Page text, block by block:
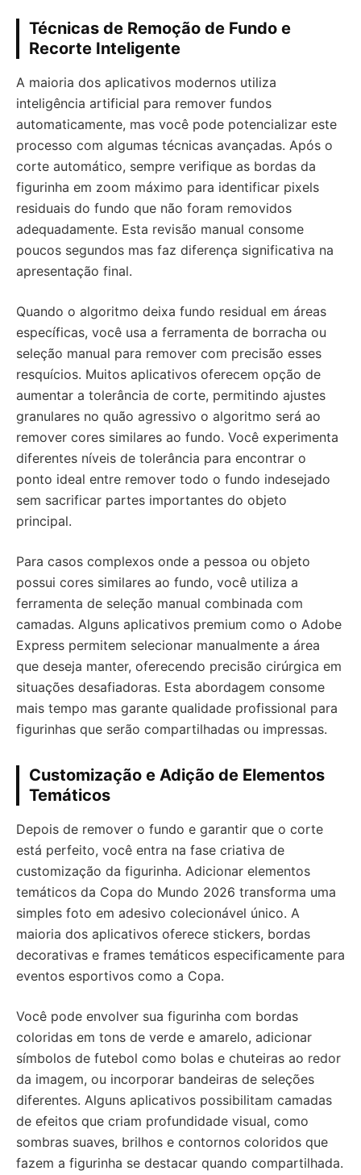
Técnicas de Remoção de Fundo e
Recorte Inteligente
A maioria dos aplicativos modernos utiliza
inteligência artificial para remover fundos
automaticamente, mas você pode potencializar este
processo com algumas técnicas avançadas. Após o
corte automático, sempre verifique as bordas da
figurinha em zoom máximo para identificar pixels
residuais do fundo que não foram removidos
adequadamente. Esta revisão manual consome
poucos segundos mas faz diferença significativa na
apresentação final.
Quando o algoritmo deixa fundo residual em áreas
específicas, você usa a ferramenta de borracha ou
seleção manual para remover com precisão esses
resquícios. Muitos aplicativos oferecem opção de
aumentar a tolerância de corte, permitindo ajustes
granulares no quão agressivo o algoritmo será ao
remover cores similares ao fundo. Você experimenta
diferentes níveis de tolerância para encontrar o
ponto ideal entre remover todo o fundo indesejado
sem sacrificar partes importantes do objeto
principal.
Para casos complexos onde a pessoa ou objeto
possui cores similares ao fundo, você utiliza a
ferramenta de seleção manual combinada com
camadas. Alguns aplicativos premium como o Adobe
Express permitem selecionar manualmente a área
que deseja manter, oferecendo precisão cirúrgica em
situações desafiadoras. Esta abordagem consome
mais tempo mas garante qualidade profissional para
figurinhas que serão compartilhadas ou impressas.
Customização e Adição de Elementos
Temáticos
Depois de remover o fundo e garantir que o corte
está perfeito, você entra na fase criativa de
customização da figurinha. Adicionar elementos
temáticos da Copa do Mundo 2026 transforma uma
simples foto em adesivo colecionável único. A
maioria dos aplicativos oferece stickers, bordas
decorativas e frames temáticos especificamente para
eventos esportivos como a Copa.
Você pode envolver sua figurinha com bordas
coloridas em tons de verde e amarelo, adicionar
símbolos de futebol como bolas e chuteiras ao redor
da imagem, ou incorporar bandeiras de seleções
diferentes. Alguns aplicativos possibilitam camadas
de efeitos que criam profundidade visual, como
sombras suaves, brilhos e contornos coloridos que
fazem a figurinha se destacar quando compartilhada.